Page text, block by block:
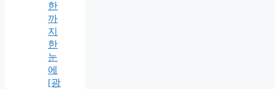
한
까
지
한
눈
에
[광